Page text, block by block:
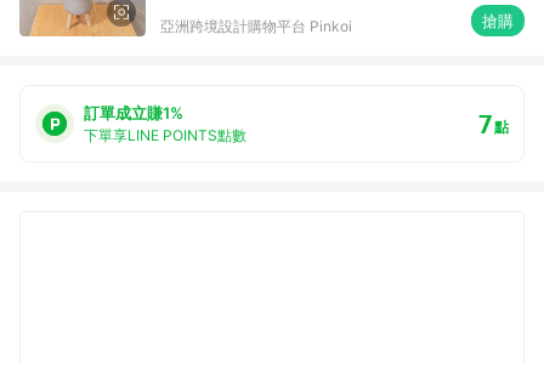
亞洲跨境設計購物平台 Pinkoi 搶購
訂單成立賺1%
下單享LINE POINTS點數 7點